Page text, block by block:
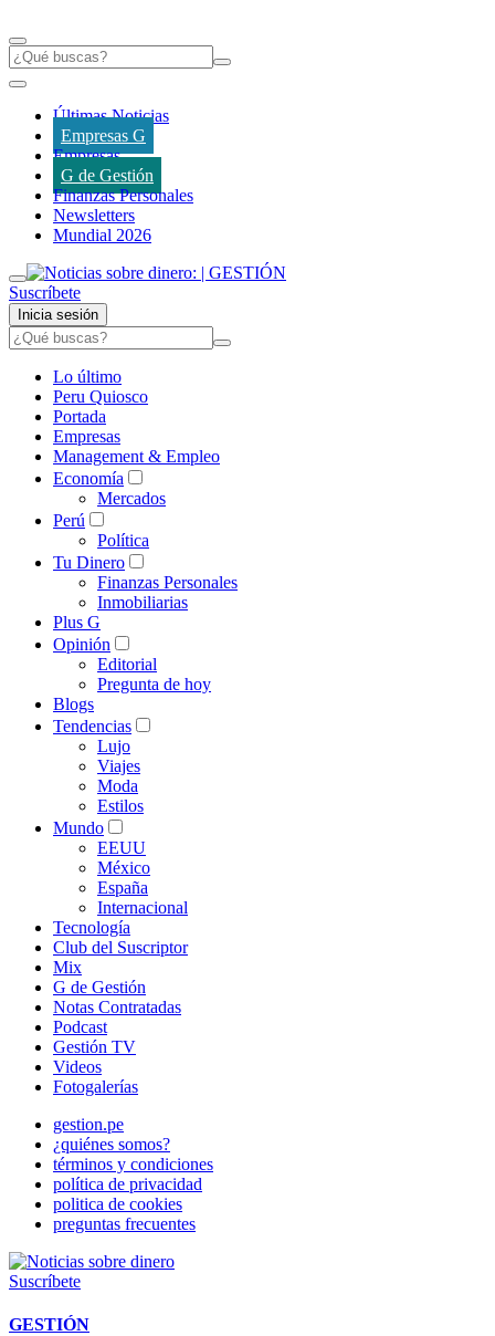
Últimas Noticias
Empresas G
Empresas
G de Gestión
Finanzas Personales
Newsletters
Mundial 2026
Suscríbete
Inicia sesión
Lo último
Peru Quiosco
Portada
Empresas
Management & Empleo
Economía
Mercados
Perú
Política
Tu Dinero
Finanzas Personales
Inmobiliarias
Plus G
Opinión
Editorial
Pregunta de hoy
Blogs
Tendencias
Lujo
Viajes
Moda
Estilos
Mundo
EEUU
México
España
Internacional
Tecnología
Club del Suscriptor
Mix
G de Gestión
Notas Contratadas
Podcast
Gestión TV
Videos
Fotogalerías
gestion.pe
¿quiénes somos?
términos y condiciones
política de privacidad
politica de cookies
preguntas frecuentes
Suscríbete
GESTIÓN